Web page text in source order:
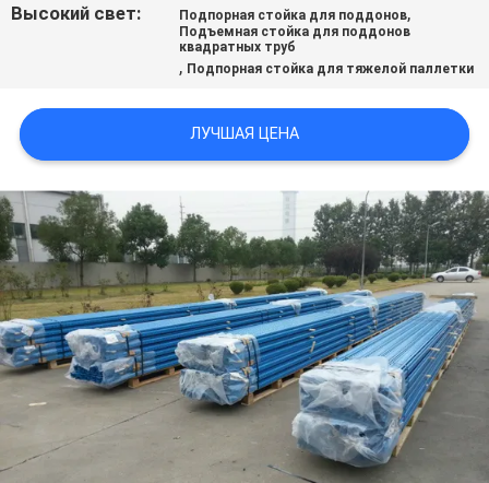
PRIVACY
Высокий свет: Подпорная стойка для поддонов,
Подъемная стойка для поддонов
квадратных труб
, Подпорная стойка для тяжелой паллетки
ЛУЧШАЯ ЦЕНА